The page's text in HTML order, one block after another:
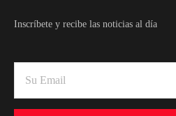
Inscríbete y recibe las noticias al día